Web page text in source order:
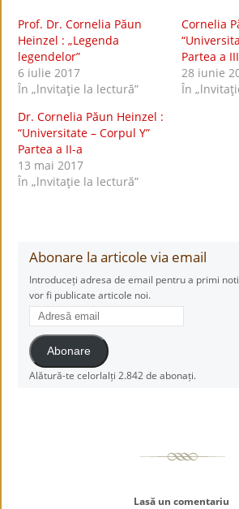
Prof. Dr. Cornelia Păun
Heinzel : „Legenda
legendelor”
6 iulie 2017
În „lnvitaţie la lectură”
Cornelia
Partea a
28 iunie
În
Dr. Cornelia Păun Heinzel :
“Universitate – Corpul Y”
Partea a II-a
13 mai 2017
În „lnvitaţie la lectură”
Abonare la articole via email
Introduceți adresa de email pentru a primi
vor fi publicate articole noi.
Adresă
email
Abonare
Alătură-te celorlalți 2.842 de abonați.
Lasă un comentariu